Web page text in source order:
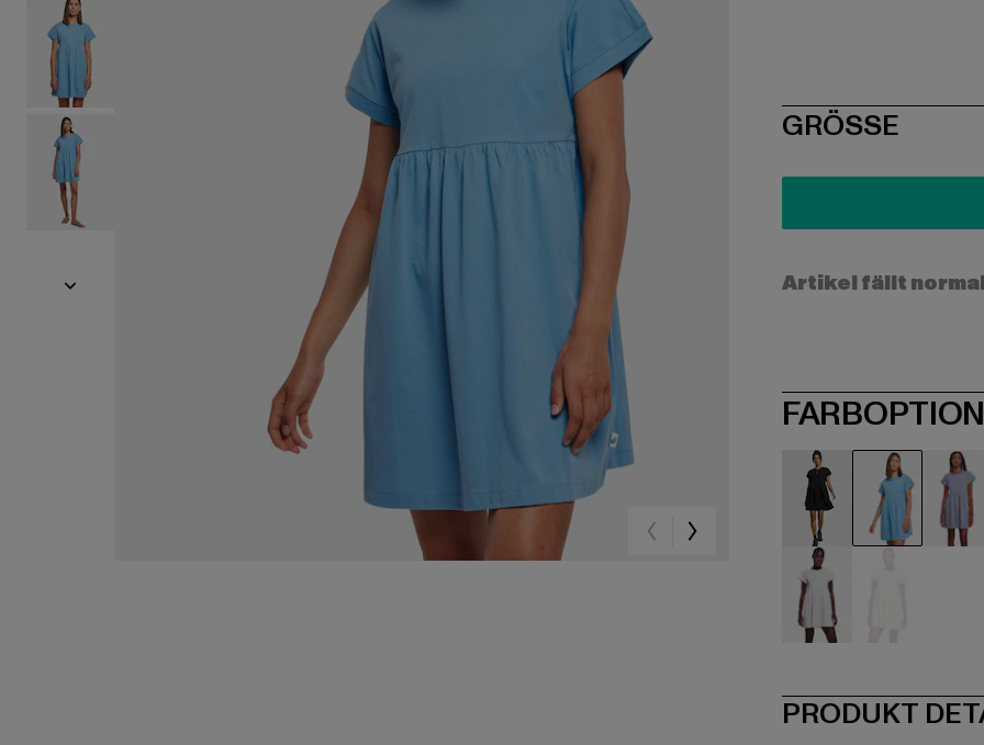
SIZE
GRÖSSE
Artikel fällt
schwarz
PRODUKT